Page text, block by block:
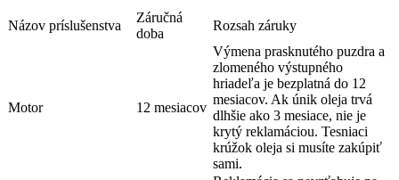
Názov príslušenstva
Záručná
doba
Rozsah záruky
Motor 12 mesiacov
Výmena prasknutého puzdra a
zlomeného výstupného
hriadeľa je bezplatná do 12
mesiacov. Ak únik oleja trvá
dlhšie ako 3 mesiace, nie je
krytý reklamáciou. Tesniaci
krúžok oleja si musíte zakúpiť
sami.